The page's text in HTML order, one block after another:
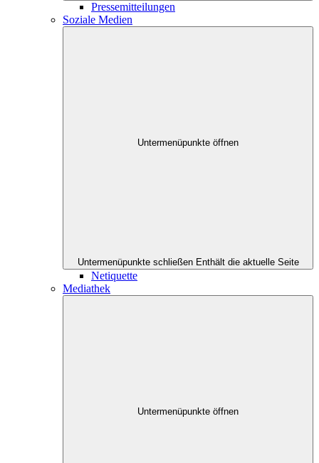
Pressemitteilungen
Soziale Medien
Untermenüpunkte öffnen
Untermenüpunkte schließen Enthält die aktuelle Seite
Netiquette
Mediathek
Untermenüpunkte öffnen